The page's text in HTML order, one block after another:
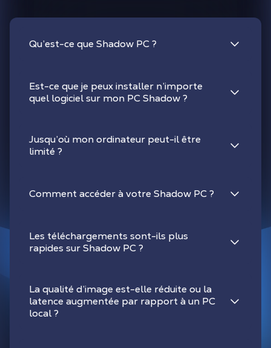
Qu’est-ce que Shadow PC ?
Est-ce que je peux installer n’importe
quel logiciel sur mon PC Shadow ?
Jusqu’où mon ordinateur peut-il être
limité ?
Comment accéder à votre Shadow PC ?
Les téléchargements sont-ils plus
rapides sur Shadow PC ?
La qualité d’image est-elle réduite ou la
latence augmentée par rapport à un PC
local ?